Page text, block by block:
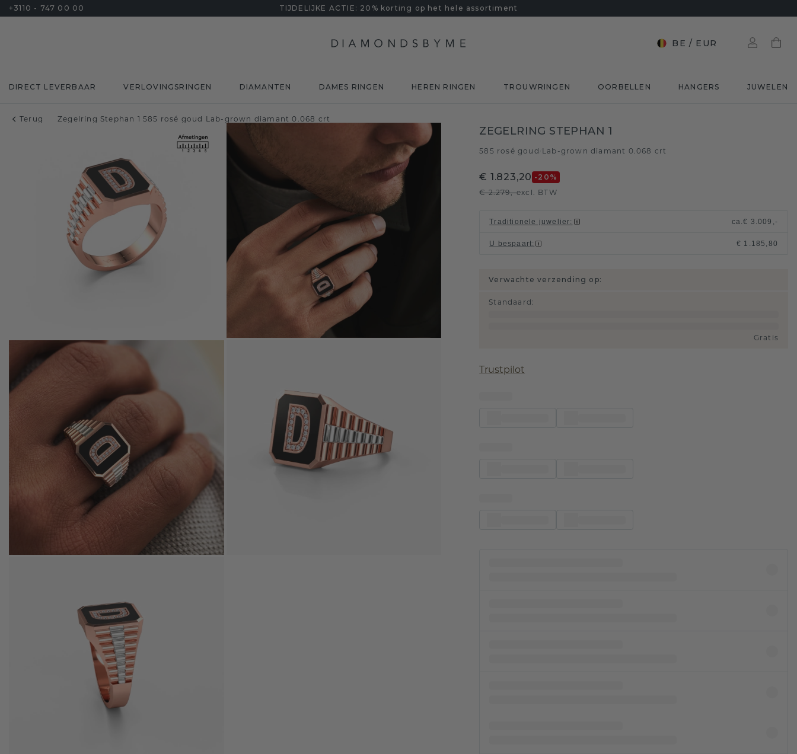
+3110 - 747 00 00 TIJDELIJKE ACTIE: 20% korting op het hele assortiment
BE / EUR
DIRECT LEVERBAAR VERLOVINGSRINGEN DIAMANTEN DAMES RINGEN HEREN RINGEN TROUWRINGEN OORBELLEN HANGERS JUWELEN
Terug Zegelring Stephan 1 585 rosé goud Lab-grown diamant 0.068 crt
ZEGELRING STEPHAN 1
585 rosé goud Lab-grown diamant 0.068 crt
€ 1.823,20 -20 %
€ 2.279,-excl. BTW
Traditionele juwelier: ca.€ 3.009,-
U bespaart: € 1.185,80
Verwachte verzending op:
Standaard :
Gratis
Trustpilot